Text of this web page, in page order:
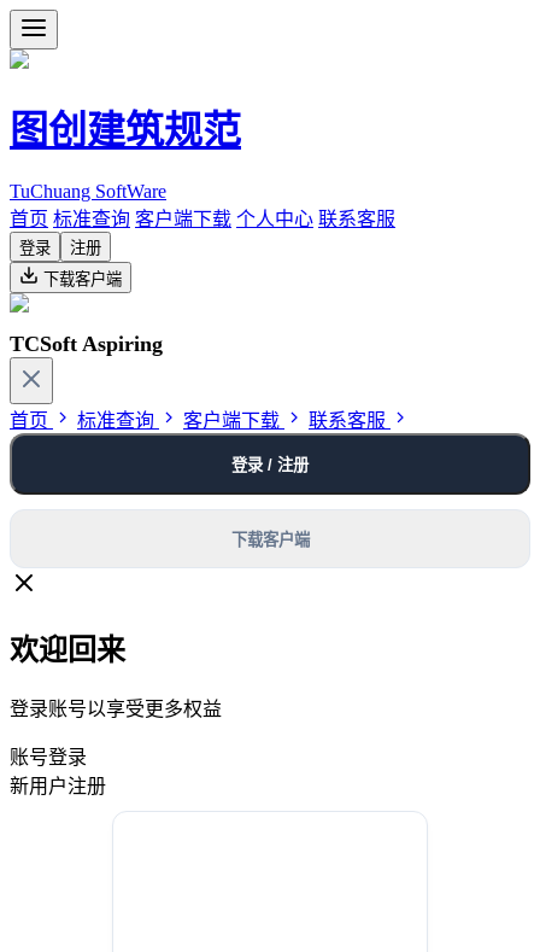
图创建筑规范
TuChuang SoftWare
首页 标准查询 客户端下载 个人中心 联系客服
登录
注册
下载客户端
TCSoft Aspiring
首页 标准查询 客户端下载 联系客服
登录 / 注册
下载客户端
欢迎回来
登录账号以享受更多权益
账号登录
新用户注册